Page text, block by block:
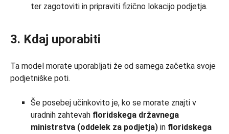
ter zagotoviti in pripraviti fizično lokacijo podjetja.
3. Kdaj uporabiti
Ta model morate uporabljati že od samega začetka svoje
podjetniške poti.
Še posebej učinkovito je, ko se morate znajti v
uradnih zahtevah floridskega državnega
ministrstva (oddelek za podjetja) in floridskega